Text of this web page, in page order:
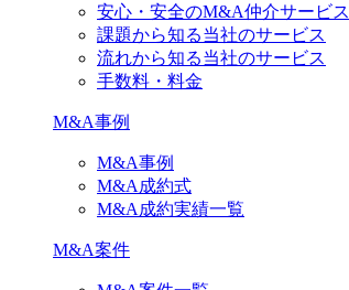
安心・安全のM&A仲介サービス
課題から知る当社のサービス
流れから知る当社のサービス
手数料・料金
M&A事例
M&A事例
M&A成約式
M&A成約実績一覧
M&A案件